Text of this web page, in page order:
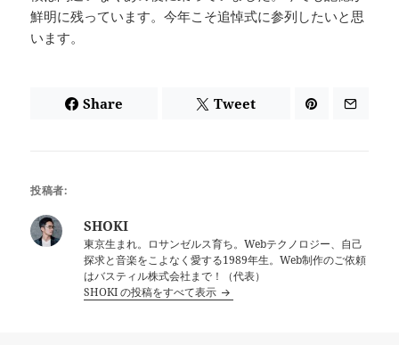
鮮明に残っています。今年こそ追悼式に参列したいと思
います。
Share Tweet
投稿者:
SHOKI
東京生まれ。ロサンゼルス育ち。Webテクノロジー、自己
探求と音楽をこよなく愛する1989年生。Web制作のご依頼
はバスティル株式会社まで！（代表）
SHOKI の投稿をすべて表示